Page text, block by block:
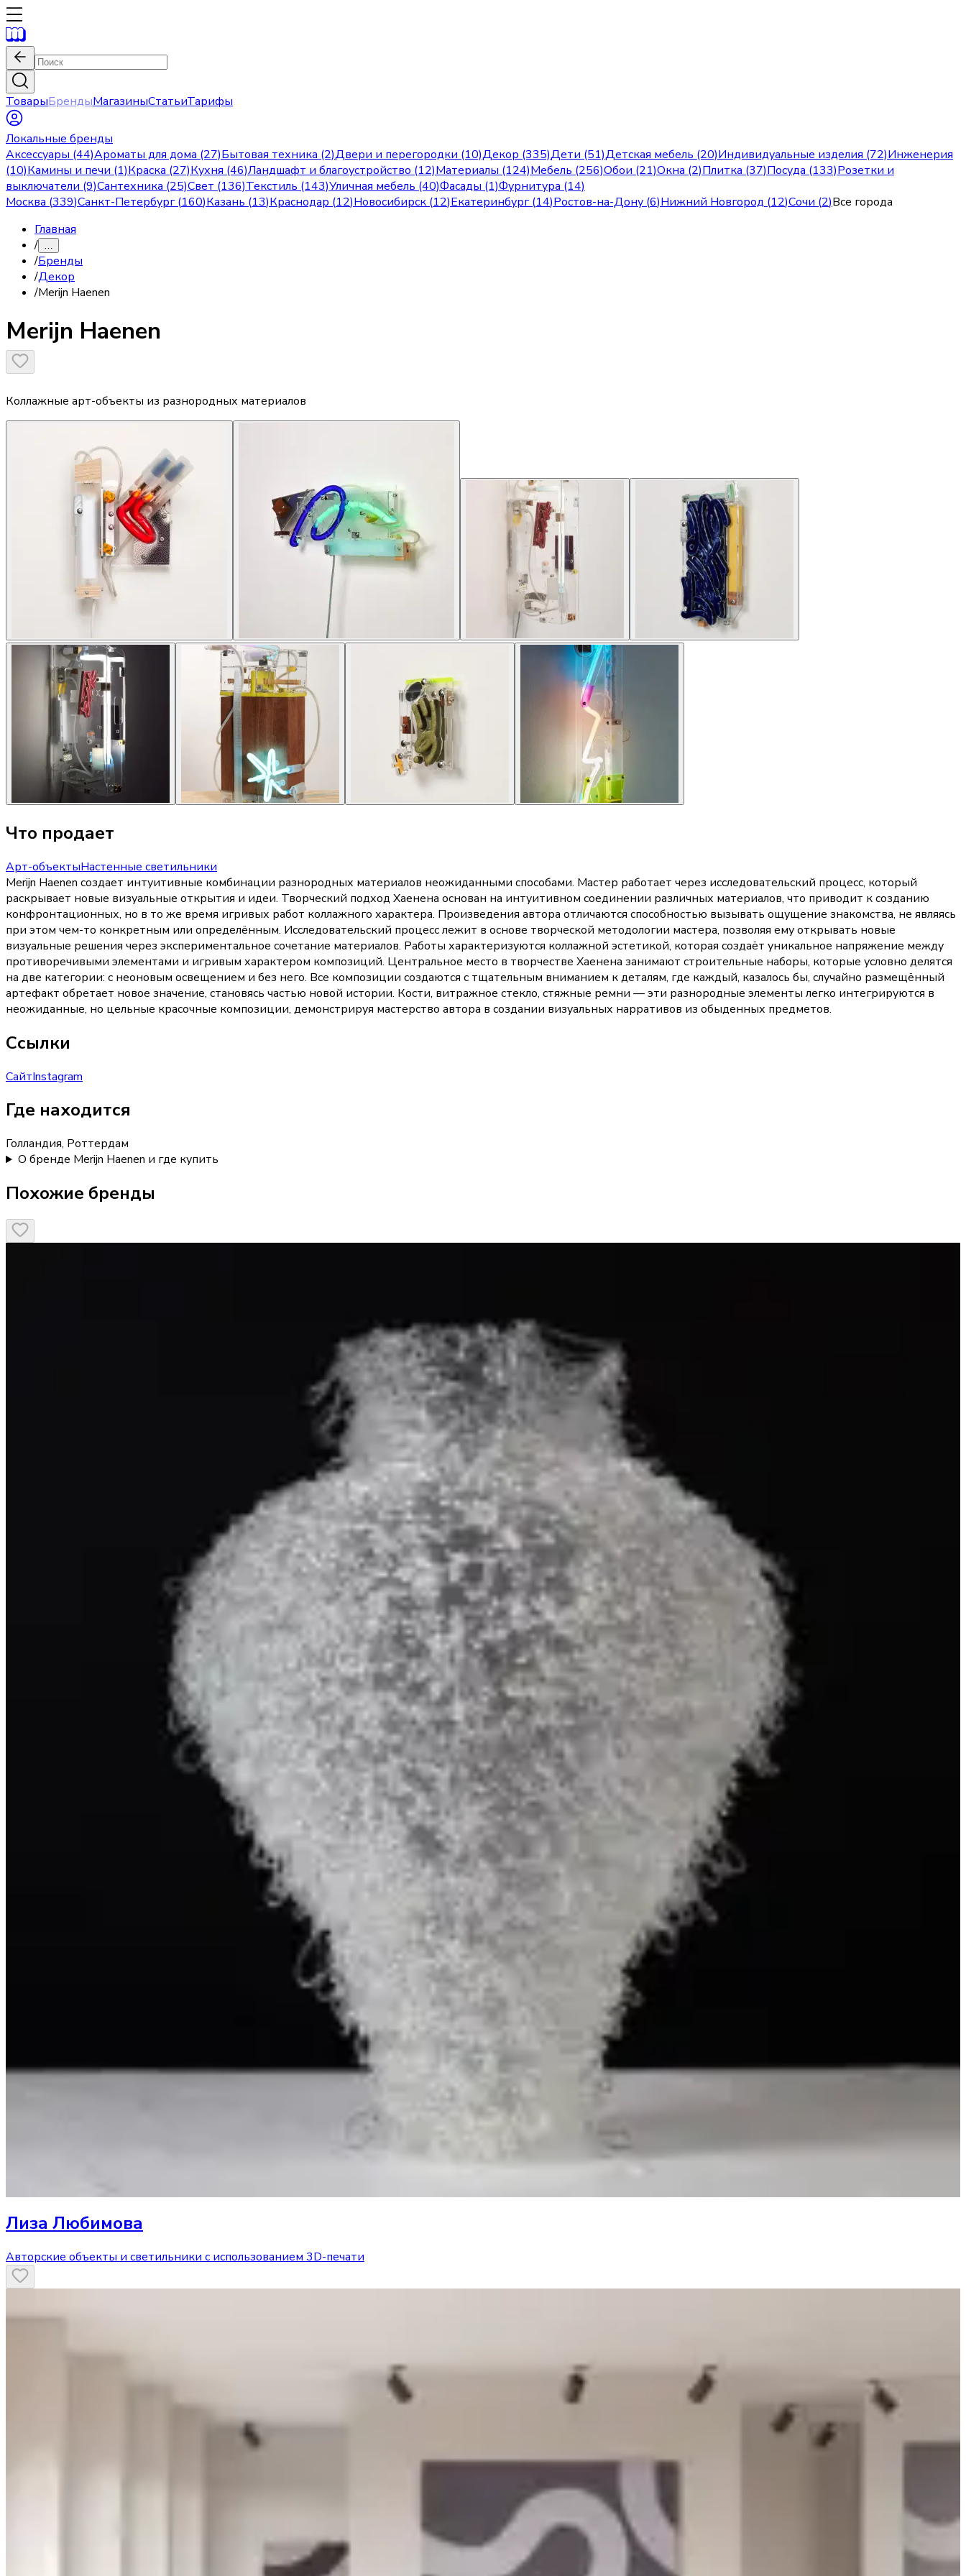
ТоварыБрендыМагазиныСтатьиТарифы
Локальные бренды
Аксессуары (44)Ароматы для дома (27)Бытовая техника (2)Двери и перегородки (10)Декор (335)Дети (51)Детская мебель (20)Индивидуальные изделия (72)Инженерия
(10)Камины и печи (1)Краска (27)Кухня (46)Ландшафт и благоустройство (12)Материалы (124)Мебель (256)Обои (21)Окна (2)Плитка (37)Посуда (133)Розетки и
выключатели (9)Сантехника (25)Свет (136)Текстиль (143)Уличная мебель (40)Фасады (1)Фурнитура (14)
Москва (339)Санкт-Петербург(160)Казань (13)Краснодар (12)Новосибирск (12)Екатеринбург(14)Ростов-на-Дону (6)Нижний Новгород (12)Сочи (2)Все города
Главная
/ …
/Бренды
/Декор
/Merijn Haenen
Merijn Haenen
Коллажные арт-объекты из разнородных материалов
Что продает
Арт-объектыНастенные светильники
Merijn Haenen создает интуитивные комбинации разнородных материалов неожиданными способами. Мастер работает через исследовательский процесс, который
раскрывает новые визуальные открытия и идеи. Творческий подход Хаенена основан на интуитивном соединении различных материалов, что приводит к созданию
конфронтационных, но в то же время игривых работ коллажного характера. Произведения автора отличаются способностью вызывать ощущение знакомства, не являясь
при этом чем-то конкретным или определённым. Исследовательский процесс лежит в основе творческой методологии мастера, позволяя ему открывать новые
визуальные решения через экспериментальное сочетание материалов. Работы характеризуются коллажной эстетикой, которая создаёт уникальное напряжение между
противоречивыми элементами и игривым характером композиций. Центральное место в творчестве Хаенена занимают строительные наборы, которые условно делятся
на две категории: с неоновым освещением и без него. Все композиции создаются с тщательным вниманием к деталям, где каждый, казалось бы, случайно размещённый
артефакт обретает новое значение, становясь частью новой истории. Кости, витражное стекло, стяжные ремни — эти разнородные элементы легко интегрируются в
неожиданные, но цельные красочные композиции, демонстрируя мастерство автора в создании визуальных нарративов из обыденных предметов.
Ссылки
СайтInstagram
Где находится
Голландия, Роттердам
О бренде Merijn Haenen и где купить
Похожие бренды
Лиза Любимова
Авторские объекты и светильники с использованием 3D-печати